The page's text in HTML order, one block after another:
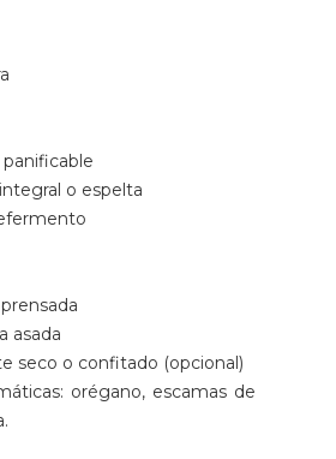
o espelta
asada
seco o confitado (opcional)
orégano, escamas de